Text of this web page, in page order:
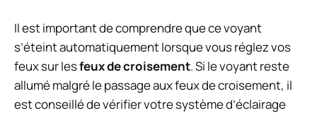
Il est important de comprendre que ce voyant
s’éteint automatiquement lorsque vous réglez vos
feux sur lesfeux de croisement. Si le voyant reste
allumé malgré le passage aux feux de croisement, il
est conseillé de vérifier votre système d’éclairage